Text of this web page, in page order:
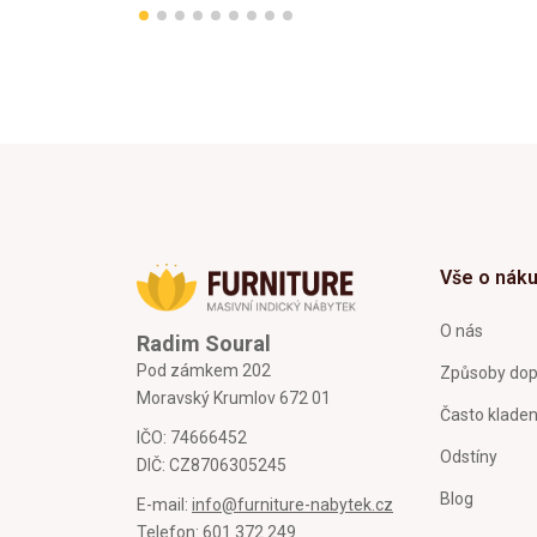
Radim Soural
Pod zámkem 202
Moravský Krumlov 672 01
IČO: 74666452
DIČ: CZ8706305245
E-mail: info@furniture-nabytek.cz
Telefon: 601 372 249
Vše o
O nás
Způsoby
Často
Odstíny
Blog